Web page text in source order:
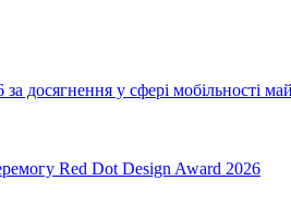
досягнення у сфері мобільності
Red Dot Design Award 2026